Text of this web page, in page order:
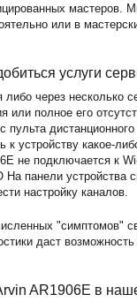
мастеров.
или в
услуги
либо через несколько
или полное его
пульта
к устройству какое-
не подключается к
На панели устройства
настройку каналов.
"симптомов"
даст
AR1906E в